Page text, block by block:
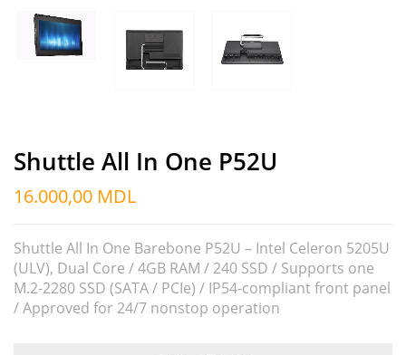
Shuttle All In One P52U
16.000,00 MDL
Shuttle All In One Barebone P52U – Intel Celeron 5205U
(ULV), Dual Core / 4GB RAM / 240 SSD / Supports one
M.2-2280 SSD (SATA / PCIe) / IP54-compliant front panel
/ Approved for 24/7 nonstop operation